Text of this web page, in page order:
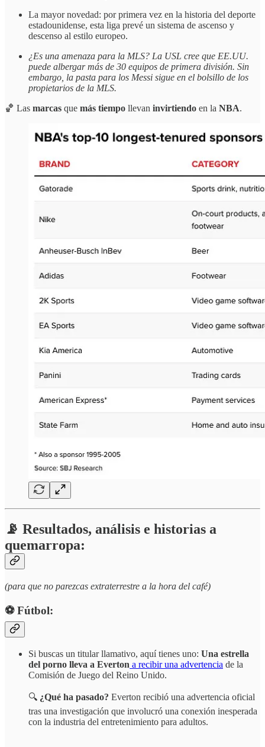
La mayor novedad: por primera vez en la historia del deporte
estadounidense, esta liga prevé un sistema de ascenso y
descenso al estilo europeo.
¿Es una amenaza para la MLS? La USL cree que EE.UU.
puede albergar más de 30 equipos de primera división. Sin
embargo, la pasta para los Messi sigue en el bolsillo de los
propietarios de la MLS.
🏀 Las marcas que más tiempo llevan invirtiendo en la NBA.
📡 Resultados, análisis e historias a
quemarropa:
(para que no parezcas extraterrestre a la hora del café)
⚽️ Fútbol:
Si buscas un titular llamativo, aquí tienes uno: Una estrella
del porno lleva a Everton a recibir una advertencia de la
Comisión de Juego del Reino Unido.
🔍 ¿Qué ha pasado? Everton recibió una advertencia oficial
tras una investigación que involucró una conexión inesperada
con la industria del entretenimiento para adultos.